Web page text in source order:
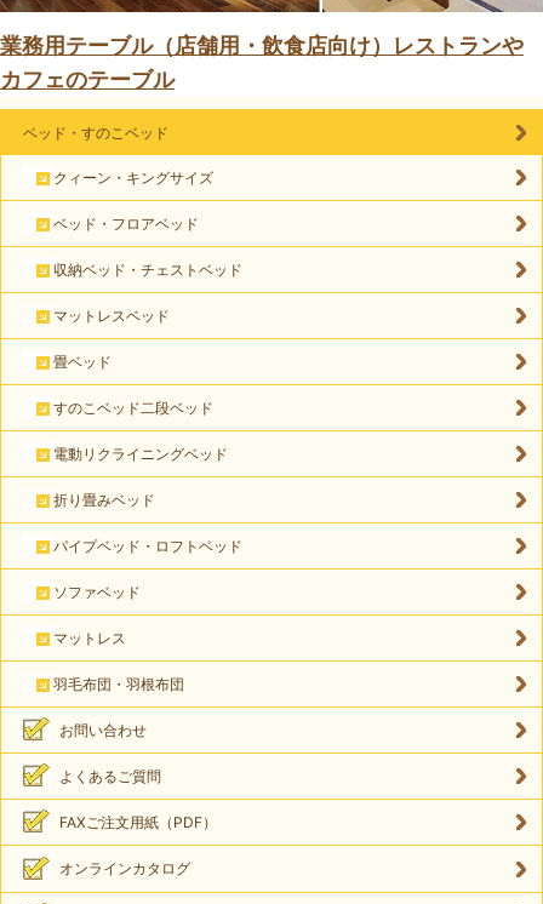
業務用テーブル（店舗用・飲食店向け）レストランや
カフェのテーブル
ベッド・すのこベッド
クィーン・キングサイズ
ベッド・フロアベッド
収納ベッド・チェストベッド
マットレスベッド
畳ベッド
すのこベッド二段ベッド
電動リクライニングベッド
折り畳みベッド
パイプベッド・ロフトベッド
ソファベッド
マットレス
羽毛布団・羽根布団
お問い合わせ
よくあるご質問
FAXご注文用紙（PDF）
オンラインカタログ